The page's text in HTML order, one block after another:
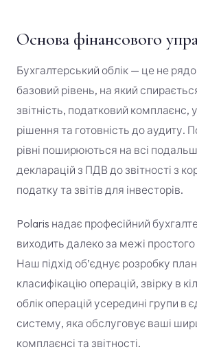
Основа фінансового
Бухгалтерський облік — це не
базовий рівень, на який
звітність, податковий комплаєнс,
рішення та готовність до аудиту.
рівні поширюються на всі
декларацій з ПДВ до звітності з
податку та звітів для інвесторів.
Polaris надає професійний
виходить далеко за межі
Наш підхід об’єднує розробку
класифікацію операцій, звірку в
облік операцій усередині групи в
систему, яка обслуговує ваші
комплаєнсі та звітності.